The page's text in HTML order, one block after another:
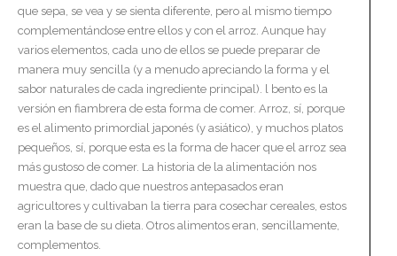
que sepa, se vea y se sienta diferente, pero al mismo tiempo
complementándose entre ellos y con el arroz. Aunque hay
varios elementos, cada uno de ellos se puede preparar de
manera muy sencilla (y a menudo apreciando la forma y el
sabor naturales de cada ingrediente principal). l bento es la
versión en fiambrera de esta forma de comer. Arroz, sí, porque
es el alimento primordial japonés (y asiático), y muchos platos
pequeños, sí, porque esta es la forma de hacer que el arroz sea
más gustoso de comer. La historia de la alimentación nos
muestra que, dado que nuestros antepasados eran
agricultores y cultivaban la tierra para cosechar cereales, estos
eran la base de su dieta. Otros alimentos eran, sencillamente,
complementos.